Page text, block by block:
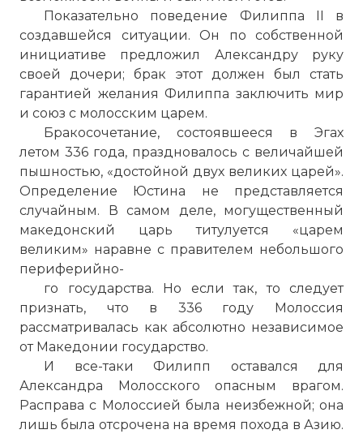
Показательно поведение Филиппа II в
создавшейся ситуации. Он по собственной
инициативе предложил Александру руку
своей дочери; брак этот должен был стать
гарантией желания Филиппа заключить мир
и союз с молосским царем.
Бракосочетание, состоявшееся в Эгах
летом 336 года, праздновалось с величайшей
пышностью, «достойной двух великих царей».
Определение Юстина не представляется
случайным. В самом деле, могущественный
македонский царь титулуется «царем
великим» наравне с правителем небольшого
периферийно-
го государства. Но если так, то следует
признать, что в 336 году Молоссия
рассматривалась как абсолютно независимое
от Македонии государство.
И все-таки Филипп оставался для
Александра Молосского опасным врагом.
Расправа с Молоссией была неизбежной; она
лишь была отсрочена на время похода в Азию.